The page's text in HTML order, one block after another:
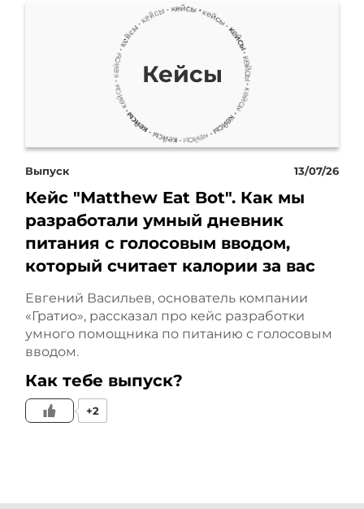
режиме. То есть работают
автостратегии. И важным
пунктом здесь является
качественное обучение и
качественные данные. В
данном примере мы
настроили эффективный
колл-трекинг, тегировали
звонки руками,
передавали данные в
отдел продаж, данные из
отдела продаж,
Кейсы
Выпуск 13/07/26
Кейс "Matthew Eat Bot". Как мы
разработали умный дневник
питания с голосовым вводом,
который считает калории за вас
Евгений Васильев, основатель компании
«Гратио», рассказал про кейс разработки
умного помощника по питанию с голосовым
вводом.
Как тебе выпуск?
+2